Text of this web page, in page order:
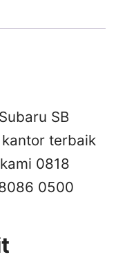
SB
terbaik
0818
0500